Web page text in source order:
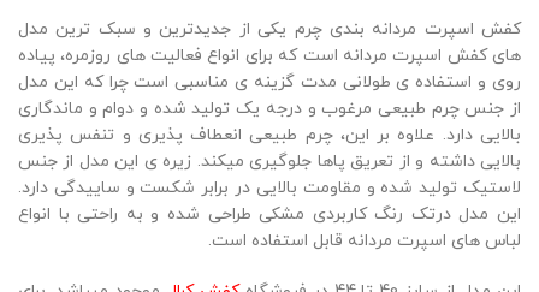
کفش اسپرت مردانه بندی چرم یکی از جدیدترین و سبک ترین مدل
های کفش اسپرت مردانه است که برای انواع فعالیت های روزمره، پیاده
روی و استفاده ی طولانی مدت گزینه ی مناسبی است چرا که این مدل
از جنس چرم طبیعی مرغوب و درجه یک تولید شده و دوام و ماندگاری
بالایی دارد. علاوه بر این، چرم طبیعی انعطاف پذیری و تنفس پذیری
بالایی داشته و از تعریق پاها جلوگیری میکند. زیره ی این مدل از جنس
لاستیک تولید شده و مقاومت بالایی در برابر شکست و ساییدگی دارد.
این مدل درتک رنگ کاربردی مشکی طراحی شده و به راحتی با انواع
لباس های اسپرت مردانه قابل استفاده است.